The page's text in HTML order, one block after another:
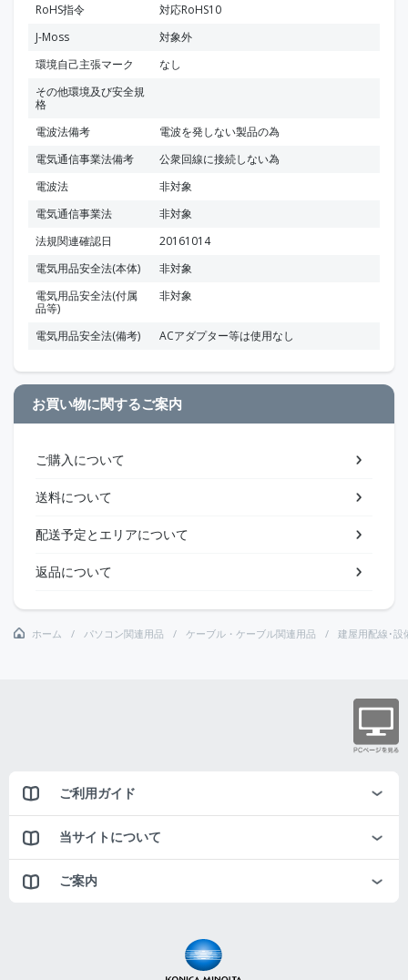
RoHS指令
対応RoHS10
J-Moss
対象外
環境自己主張マーク
なし
その他環境及び安全規
格
電波法備考
電波を発しない製品の為
電気通信事業法備考
公衆回線に接続しない為
電波法
非対象
電気通信事業法
非対象
法規関連確認日
20161014
電気用品安全法(本体)
非対象
電気用品安全法(付属
品等)
非対象
電気用品安全法(備考) ACアダプター等は使用なし
お買い物に関するご案内
ご購入について
送料について
配送予定とエリアについて
返品について
ホーム パソコン関連用品 ケーブル・ケーブル関連用品 建屋用配線･設
ご利用ガイド
当サイトについて
ご案内